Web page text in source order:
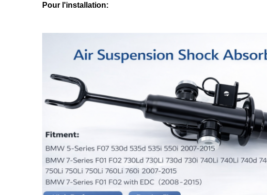
Pour l'installation: